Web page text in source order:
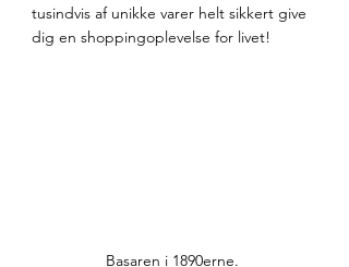
tusindvis af unikke varer helt sikkert give
dig en shoppingoplevelse for livet!
Basaren i 1890erne.